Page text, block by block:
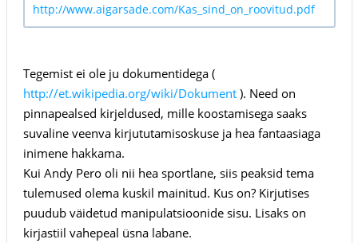
http://www.aigarsade.com/Kas_sind_on_roovitud.pdf
Tegemist ei ole ju dokumentidega (
http://et.wikipedia.org/wiki/Dokument). Need on
pinnapealsed kirjeldused, mille koostamisega saaks
suvaline veenva kirjututamisoskuse ja hea fantaasiaga
inimene hakkama.
Kui Andy Pero oli nii hea sportlane, siis peaksid tema
tulemused olema kuskil mainitud. Kus on? Kirjutises
puudub väidetud manipulatsioonide sisu. Lisaks on
kirjastiil vahepeal üsna labane.